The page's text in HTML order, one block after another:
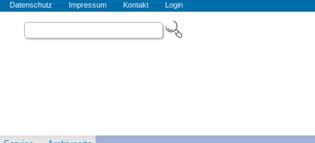
Datenschutz Impressum Kontakt Login